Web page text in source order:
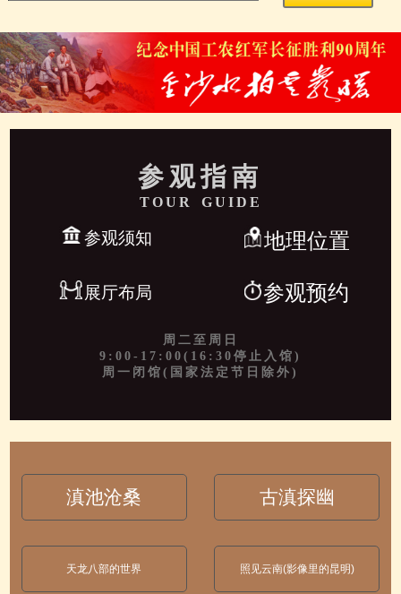
参观指南
TOUR GUIDE
参观须知 地理位置
展厅布局 参观预约
周二至周日
9:00-17:00(16:30停止入馆)
周一闭馆(国家法定节日除外)
滇池沧桑 古滇探幽
天龙八部的世界 照见云南(影像里的昆明)